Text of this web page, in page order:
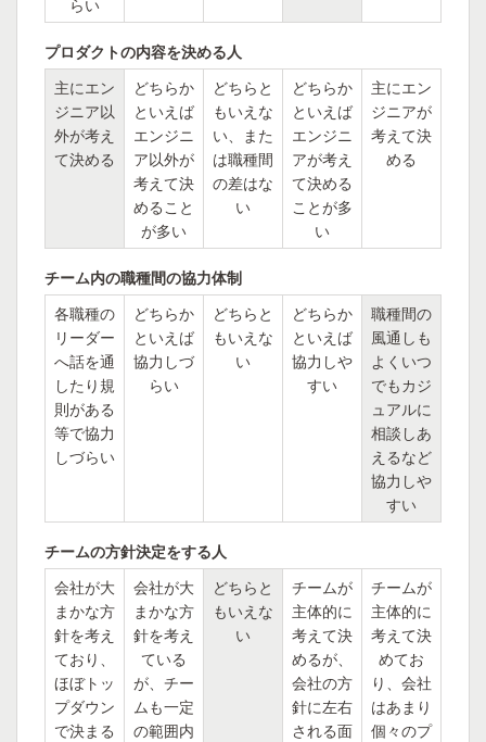
らい
プロダクトの内容を決める人
主にエン
ジニア以
外が考え
て決める
どちらか
といえば
エンジニ
ア以外が
考えて決
めること
が多い
どちらと
もいえな
い、また
は職種間
の差はな
い
どちらか
といえば
エンジニ
アが考え
て決める
ことが多
い
主にエン
ジニアが
考えて決
める
チーム内の職種間の協力体制
各職種の
リーダー
へ話を通
したり規
則がある
等で協力
しづらい
どちらか
といえば
協力しづ
らい
どちらと
もいえな
い
どちらか
といえば
協力しや
すい
職種間の
風通しも
よくいつ
でもカジ
ュアルに
相談しあ
えるなど
協力しや
すい
チームの方針決定をする人
会社が大
まかな方
針を考え
ており、
ほぼトッ
プダウン
で決まる
会社が大
まかな方
針を考え
ている
が、チー
ムも一定
の範囲内
どちらと
もいえな
い
チームが
主体的に
考えて決
めるが、
会社の方
針に左右
される面
チームが
主体的に
考えて決
めてお
り、会社
はあまり
個々のプ